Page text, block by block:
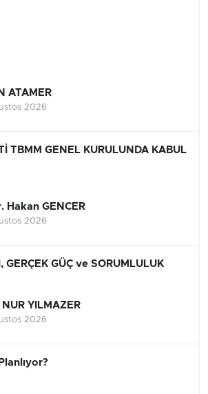
ATAMER
2026
TBMM GENEL KURULUNDA KABUL
Hakan GENCER
2026
GERÇEK GÜÇ ve SORUMLULUK
NUR YILMAZER
2026